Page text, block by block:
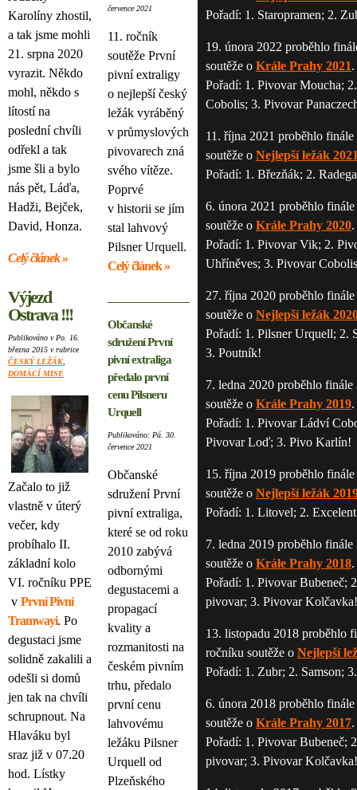
Karolíny zhostil,
a tak jsme mohli
21. srpna 2020
vyrazit. Někdo
mohl, někdo s
lítostí na
poslední chvíli
odřekl a tak
jsme šli a bylo
nás pět, Láďa,
Hadži, Bejček,
David, Honza.
Celý článek »
Výjezd
Ostrava !!!
Publikováno v Po. 16.
března 2015 v rubrice
ČESKÝ LEŽÁK
DOMÁCÍ MISE
Začalo to již
vlastně v úterý
večer, kdy
probíhalo II.
základní kolo
VI. ročníku PPE
v První Pivní
Tramwayi. Po
degustaci jsme
solidně zakalili a
odešli si domů
jen tak na chvíli
schrupnout. Na
Hlaváku byl
sraz již v 07.20
hod. Lístky
července 2021
11. ročník
soutěže První
pivní extraligy
o nejlepší český
ležák vyráběný
v průmyslových
pivovarech zná
svého vítěze.
Poprvé
v historii se jím
stal lahvový
Pilsner Urquell.
Celý článek »
Občanské
sdružení První
pivní extraliga
předalo první
cenu Pilsneru
Urquell
Publikováno: Pá. 30.
července 2021
Občanské
sdružení První
pivní extraliga,
které se od roku
2010 zabývá
odbornými
degustacemi a
propagací
kvality a
rozmanitosti na
českém pivním
trhu, předalo
první cenu
lahvovému
ležáku Pilsner
Urquell od
Plzeňského
Pořadí: 1. Staropramen; 2.
19. února 2022 proběhlo
soutěže o Krále Prahy 2021.
Pořadí: 1. Pivovar Moucha;
Cobolis; 3. Pivovar
11. října 2021 proběhlo
soutěže o Nejlepší ležák
Pořadí: 1. Březňák; 2.
6. února 2021 proběhlo
soutěže o Krále Prahy 2020.
Pořadí: 1. Pivovar Vik; 2.
Uhříněves; 3. Pivovar
27. října 2020 proběhlo
soutěže o Nejlepší ležák
Pořadí: 1. Pilsner Urquell; 2.
3. Poutník!
7. ledna 2020 proběhlo
soutěže o Krále Prahy 2019.
Pořadí: 1. Pivovar Ládví
Pivovar Loď; 3. Pivo Karlín!
15. října 2019 proběhlo
soutěže o Nejlepší ležák
Pořadí: 1. Litovel; 2.
7. ledna 2019 proběhlo
soutěže o Krále Prahy 2018.
Pořadí: 1. Pivovar Bubeneč;
pivovar; 3. Pivovar Kolčavka!
13. listopadu 2018 proběhlo
ročníku soutěže o Nejlepší
Pořadí: 1. Zubr; 2. Samson;
6. února 2018 proběhlo
soutěže o Krále Prahy 2017.
Pořadí: 1. Pivovar Bubeneč;
pivovar; 3. Pivovar Kolčavka!